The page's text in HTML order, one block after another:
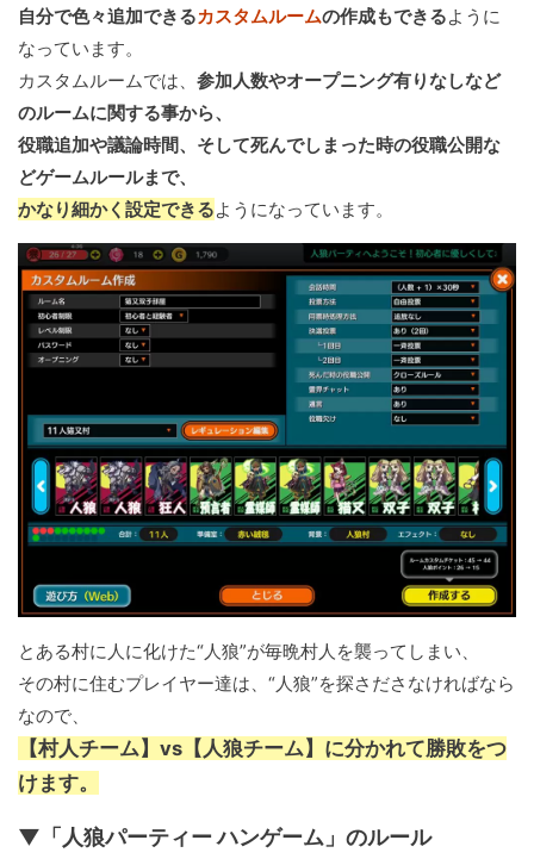
自分で色々追加できるカスタムルームの作成もできるように
なっています。
カスタムルームでは、 参加人数やオープニング有りなしなど
のルームに関する事から、
役職追加や議論時間、そして死んでしまった時の役職公開な
どゲームルールまで、
かなり細かく設定できるようになっています。
とある村に人に化けた“人狼”が毎晩村人を襲ってしまい、
その村に住むプレイヤー達は、“人狼”を探さださなければなら
なので、
【村人チーム】vs【人狼チーム】に分かれて勝敗をつ
けます。
▼「人狼パーティー ハンゲーム」のルール